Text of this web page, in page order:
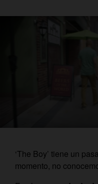
‘The Boy’ tiene un
momento, no